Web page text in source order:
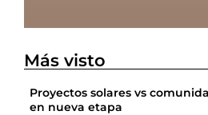
Más visto
Proyectos solares vs
en nueva etapa